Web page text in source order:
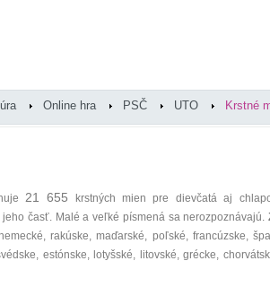
Online hra PSČ UTO Krstné
21 655 krstných mien pre dievčatá aj
časť. Malé a veľké písmená sa nerozpoznávajú.
rakúske, maďarské, poľské, francúzske,
estónske, lotyšské, litovské, grécke,